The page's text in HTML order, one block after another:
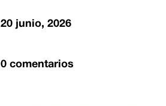
20 junio, 2026
0 comentarios